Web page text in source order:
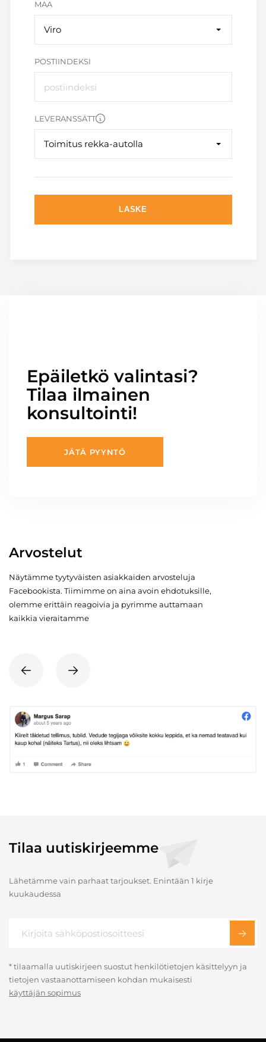
MAA
Viro
POSTIINDEKSI
LEVERANSSÄTT
Toimitus rekka-autolla
LASKE
Epäiletkö valintasi?
Tilaa ilmainen
konsultointi!
JÄTÄ PYYNTÖ
Arvostelut
Näytämme tyytyväisten asiakkaiden arvosteluja
Facebookista. Tiimimme on aina avoin ehdotuksille,
olemme erittäin reagoivia ja pyrimme auttamaan
kaikkia vieraitamme
Tilaa uutiskirjeemme
Lähetämme vain parhaat tarjoukset. Enintään 1 kirje
kuukaudessa
* tilaamalla uutiskirjeen suostut henkilötietojen käsittelyyn ja
tietojen vastaanottamiseen kohdan mukaisesti
käyttäjän sopimus